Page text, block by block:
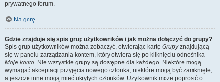
prywatnego forum.
Na górę
Gdzie znajduje się spis grup użytkowników i jak można dołączyć do grupy?
Spis grup użytkowników można zobaczyć, otwierając kartę Grupyznajdującą
się w panelu zarządzania kontem, który otwiera się po kliknięciu odnośnika
Moje konto. Nie wszystkie grupy są dostępne dla każdego. Niektóre mogą
wymagać akceptacji przyjęcia nowego członka, niektóre mogą być zamknięte,
a jeszcze inne mogą mieć ukrytych członków. Użytkownik może poprosić o